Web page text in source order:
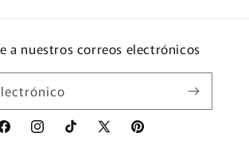
a nuestros correos electrónicos
InstagramTikTok
X
Pinterest